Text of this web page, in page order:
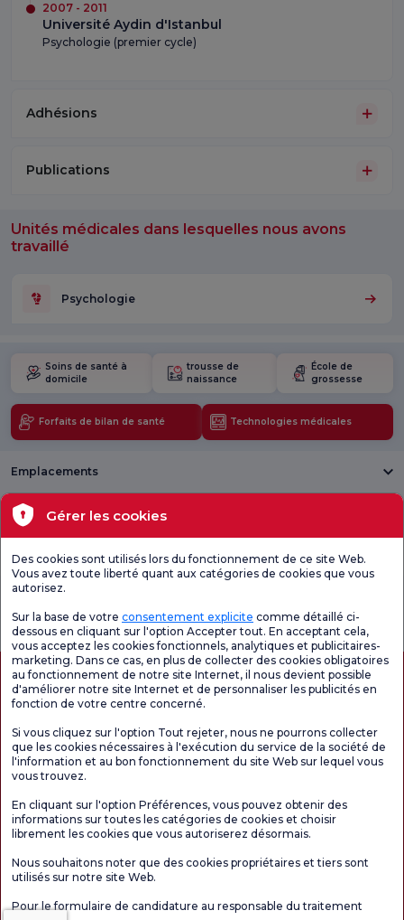
2007 - 2011
Université Aydin d'Istanbul
Psychologie (premier cycle)
Adhésions
Publications
Unités médicales dans lesquelles nous avons
travaillé
Psychologie
Soins de santé à
domicile
trousse de
naissance
École de
grossesse
Forfaits de bilan de santé Technologies médicales
Emplacements
Santé actuelle
Unités médicales
générale de
satisfaction
questionnaire de
satisfaction.
satisfaction sur
les promotions
Le contenu de cette page est fourni à titre informatif uniquement. N'hésitez pas à
consulter votre médecin pour obtenir un diagnostic et un traitement.
07.08.2026
Gérer les cookies
Des cookies sont utilisés lors du fonctionnement de ce site Web.
Vous avez toute liberté quant aux catégories de cookies que vous
autorisez.
Sur la base de votre consentement explicite comme détaillé ci-
dessous en cliquant sur l'option Accepter tout. En acceptant cela,
vous acceptez les cookies fonctionnels, analytiques et publicitaires-
marketing. Dans ce cas, en plus de collecter des cookies obligatoires
au fonctionnement de notre site Internet, il nous devient possible
d'améliorer notre site Internet et de personnaliser les publicités en
fonction de votre centre concerné.
Si vous cliquez sur l'option Tout rejeter, nous ne pourrons collecter
que les cookies nécessaires à l'exécution du service de la société de
l'information et au bon fonctionnement du site Web sur lequel vous
vous trouvez.
En cliquant sur l'option Préférences, vous pouvez obtenir des
informations sur toutes les catégories de cookies et choisir
librement les cookies que vous autoriserez désormais.
Nous souhaitons noter que des cookies propriétaires et tiers sont
utilisés sur notre site Web.
Pour le formulaire de candidature au responsable du traitement